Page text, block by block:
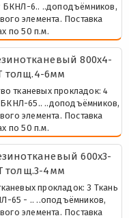
БКНЛ-6.. ..доподъёмников,
элемента. Поставка
по 50 п.м.
800х4-
толщ.4-6мм
тканевых прокладок: 4
БКНЛ-65.. ..доподъёмников,
элемента. Поставка
по 50 п.м.
600х3-
толщ.3-4мм
прокладок: 3 Ткань
65 - .. ..оподъёмников,
элемента. Поставка